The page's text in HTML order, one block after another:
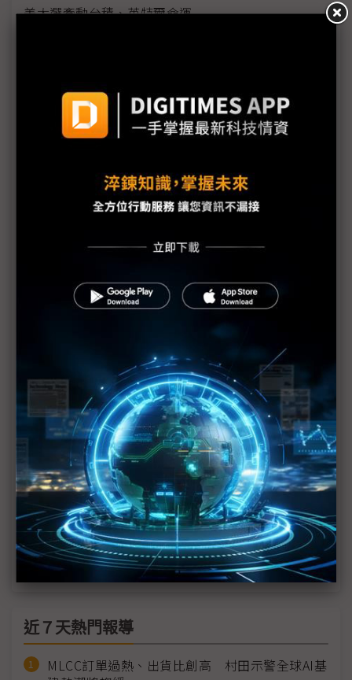
美大選牽動台積、英特爾命運
川普2.0否定晶片法 如何看？
川普若入主白宮 國發會：台商將加速移動
EV需求放緩、美大選變數 南韓電池三雄調整策略
美選後新局勢 擷發楊健盟：台半導體契機與國際合
Tesla不受大選影響 攜LGES投入美LFP自製
矽谷政治罕見湧動 Musk、Gelsinger僅冰山一角
前後直指台灣半導體 川普、范斯不同調
晶片法力捍專業性 Gelsinger憂新政府損及補貼
川普猛批晶片法、未點名台積電 提以關稅取代所得
稅
美國總統大選走向難測？ 聯想不猜、導入AI為正解
Musk與川普共舞 供應鏈心情如吊桶打水
近７天熱門報導
MLCC訂單過熱、出貨比創高 村田示警全球AI基